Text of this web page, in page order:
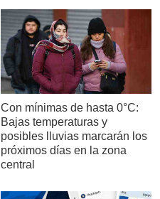
Con mínimas de hasta 0°C:
Bajas temperaturas y
posibles lluvias marcarán los
próximos días en la zona
central